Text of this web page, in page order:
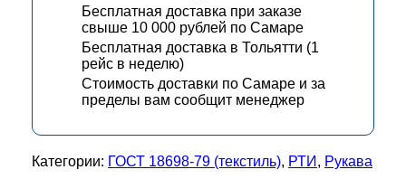
Бесплатная доставка при заказе
свыше 10 000 рублей по Самаре
Бесплатная доставка в Тольятти (1
рейс в неделю)
Стоимость доставки по Самаре и за
пределы вам сообщит менеджер
Категории: ГОСТ 18698-79 (текстиль), РТИ , Рукава